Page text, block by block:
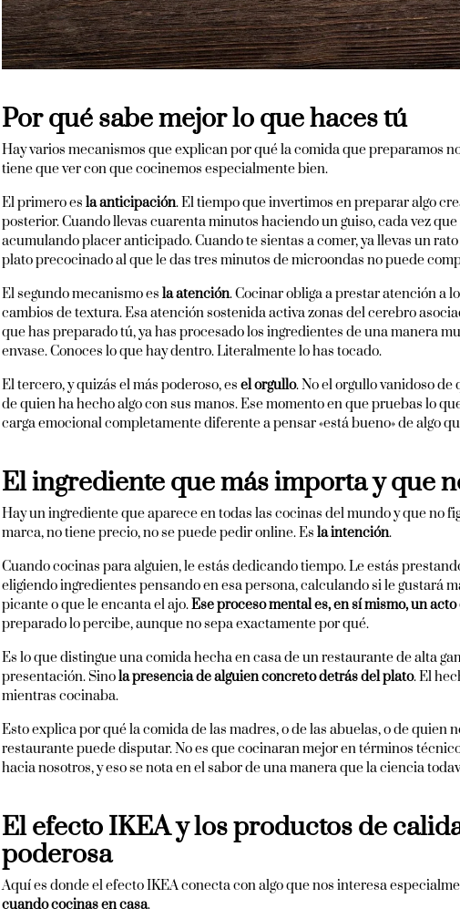
Por qué sabe mejor lo que haces tú
Hay varios mecanismos que explican por qué la comida que preparamos
tiene que ver con que cocinemos especialmente bien.
El primero es la anticipación. El tiempo que invertimos en preparar algo
posterior. Cuando llevas cuarenta minutos haciendo un guiso, cada vez
acumulando placer anticipado. Cuando te sientas a comer, ya llevas un
plato precocinado al que le das tres minutos de microondas no puede
El segundo mecanismo es la atención. Cocinar obliga a prestar atención a
cambios de textura. Esa atención sostenida activa zonas del cerebro
que has preparado tú, ya has procesado los ingredientes de una manera
envase. Conoces lo que hay dentro. Literalmente lo has tocado.
El tercero, y quizás el más poderoso, es el orgullo. No el orgullo vanidoso
de quien ha hecho algo con sus manos. Ese momento en que pruebas lo
carga emocional completamente diferente a pensar «está bueno» de algo
El ingrediente que más importa y que
Hay un ingrediente que aparece en todas las cocinas del mundo y que no
marca, no tiene precio, no se puede pedir online. Es la intención.
Cuando cocinas para alguien, le estás dedicando tiempo. Le estás
eligiendo ingredientes pensando en esa persona, calculando si le gustará
picante o que le encanta el ajo.Ese proceso mental es, en sí mismo, un
preparado lo percibe, aunque no sepa exactamente por qué.
Es lo que distingue una comida hecha en casa de un restaurante de alta
presentación. Sinola presencia de alguien concreto detrás del plato. El
mientras cocinaba.
Esto explica por qué la comida de las madres, o de las abuelas, o de quien
restaurante puede disputar. No es que cocinaran mejor en términos
hacia nosotros, y eso se nota en el sabor de una manera que la ciencia
El efecto IKEA y los productos de
poderosa
Aquí es donde el efecto IKEA conecta con algo que nos interesa
cuando cocinas en casa.